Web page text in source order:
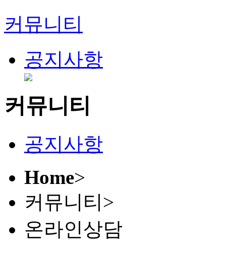
커뮤니티
공지사항
커뮤니티
공지사항
Home>
커뮤니티>
온라인상담